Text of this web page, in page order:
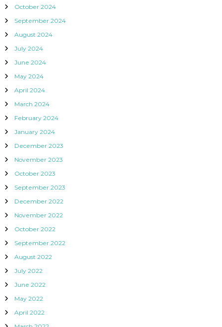
October 2024
September 2024
August 2024
July 2024
June 2024
May 2024
April 2024
March 2024
February 2024
January 2024
December 2023
November 2023
October 2023
September 2023
December 2022
November 2022
October 2022
September 2022
August 2022
July 2022
June 2022
May 2022
April 2022